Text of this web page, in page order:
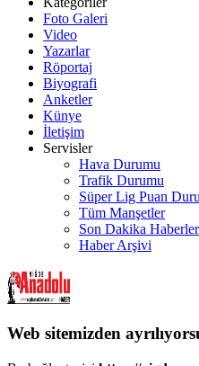
Foto Galeri
Video
Yazarlar
Röportaj
Biyografi
Anketler
Künye
İletişim
Servisler
Hava Durumu
Trafik Durumu
Süper Lig Puan
Tüm Manşetler
Son Dakika
Haber Arşivi
Web sitemizden